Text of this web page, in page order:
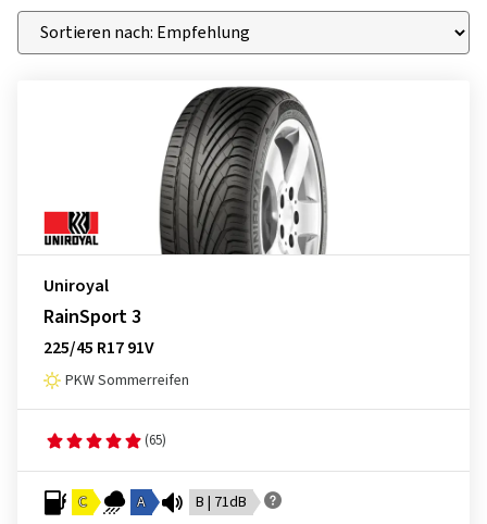
Uniroyal
RainSport 3
225/45 R17 91V
PKW Sommerreifen
(65)
C A B | 71dB